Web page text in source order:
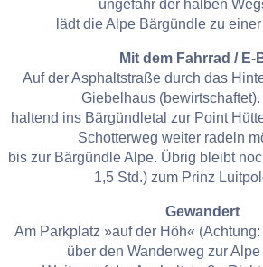
ungefähr der halben
lädt die Alpe Bärgündle zu
Mit dem Fahrrad / E-
Auf der Asphaltstraße durch das
Giebelhaus
haltend ins Bärgündletal zur Point
Schotterweg weiter radeln
bis zur Bärgündle Alpe. Übrig bleibt
1,5 Std.) zum Prinz
Gewandert
Am Parkplatz »auf der Höh«
über den Wanderweg zur